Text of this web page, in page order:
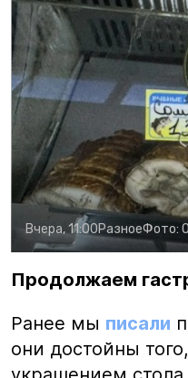
Вчера, 11:00РазноеФото:
Продолжаем
Ранее мы писали
они достойны